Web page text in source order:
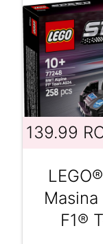
139.99
F1®